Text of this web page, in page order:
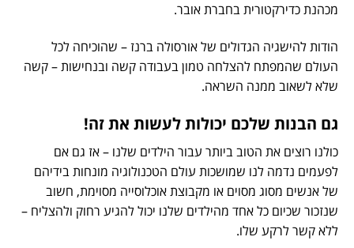
מכהנת כדירקטורית בחברת אובר.
הודות להישגיה הגדולים של אורסולה ברנז – שהוכיחה לכל
העולם שהמפתח להצלחה טמון בעבודה קשה ובנחישות – קשה
שלא לשאוב ממנה השראה.
גם הבנות שלכם יכולות לעשות את זה!
כולנו רוצים את הטוב ביותר עבור הילדים שלנו – אז גם אם
לפעמים נדמה לנו שמושכות עולם הטכנולוגיה מונחות בידיהם
של אנשים מסוג מסוים או מקבוצת אוכלוסייה מסוימת, חשוב
שנזכור שכיום כל אחד מהילדים שלנו יכול להגיע רחוק ולהצליח –
ללא קשר לרקע שלו.